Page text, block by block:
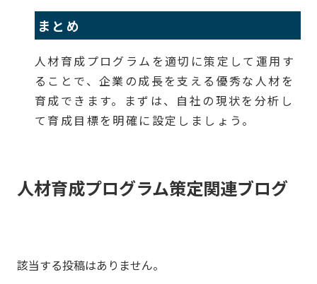
まとめ
人材育成プログラムを適切に策定して運用す
ることで、企業の成長を支える優秀な人材を
育成できます。まずは、自社の現状を分析し
て育成目標を明確に設定しましょう。
人材育成プログラム策定関連ブログ
該当する投稿はありません。